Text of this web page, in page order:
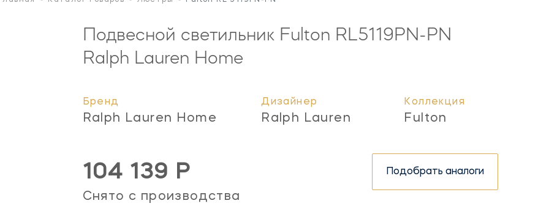
Подвесной светильник Fulton RL5119PN-PN
Ralph Lauren Home
Бренд
Ralph Lauren Home
Дизайнер
Ralph Lauren
Коллекция
Fulton
104 139 Р
Снято с производства
Подобрать аналоги